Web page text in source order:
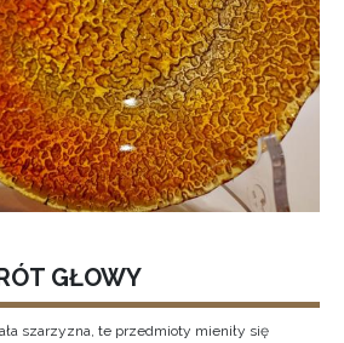
GŁOWY
szarzyzna, te przedmioty mieniły się